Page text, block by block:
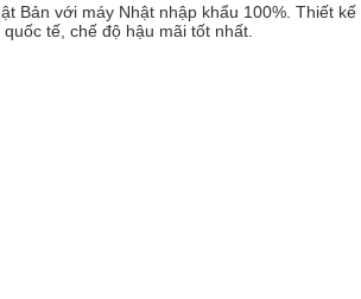
Bản với máy Nhật nhập khẩu 100%. Thiết
tế, chế độ hậu mãi tốt nhất.